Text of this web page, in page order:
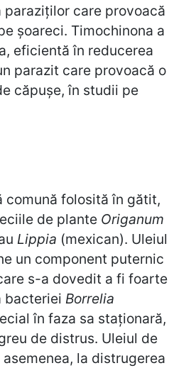
care provoacă
șoareci. Timochinona a
eficientă în reducerea
parazit care provoacă o
căpușe, în studii pe
comună folosită în gătit,
de plante Origanum
Lippia (mexican). Uleiul
un component puternic
s-a dovedit a fi foarte
bacteriei Borrelia
în faza sa staționară,
de distrus. Uleiul de
la distrugerea